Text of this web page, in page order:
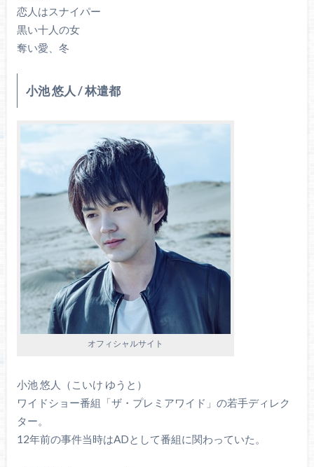
恋人はスナイパー
黒い十人の女
奪い愛、冬
小池 悠人 / 林遣都
オフィシャルサイト
小池 悠人（こいけ ゆうと）
ワイドショー番組「ザ・プレミアワイド」の若手ディレク
ター。
12年前の事件当時はADとして番組に関わっていた。